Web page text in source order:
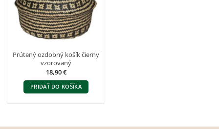
môžete
vybrať
na
stránke
Prútený ozdobný košík čierny
vzorovaný
18,90€
PRIDAŤ DO KOŠÍKA